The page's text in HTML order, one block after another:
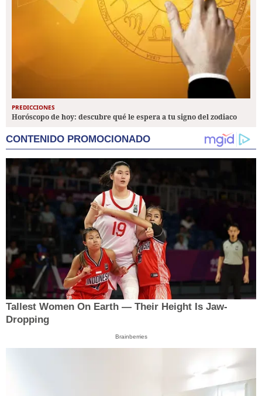
PREDICCIONES
Horóscopo de hoy: descubre qué le espera a tu signo del zodiaco
CONTENIDO PROMOCIONADO
Tallest Women On Earth — Their Height Is Jaw-
Dropping
Brainberries